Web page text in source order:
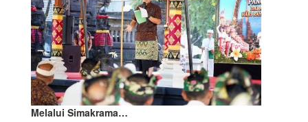
Melalui Simakrama…